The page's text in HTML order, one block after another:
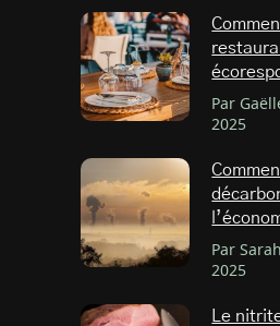
Par
2025
Par
2025
Le